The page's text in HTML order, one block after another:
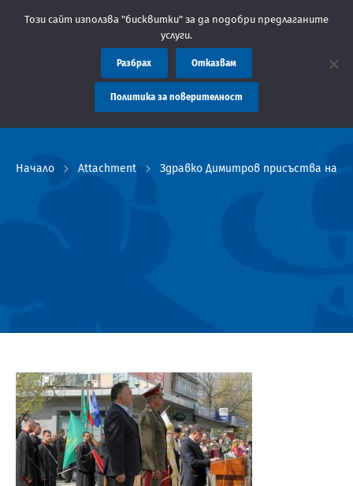
Съобщение: Областна администрация Пловдив
Начало Attachment Здравко Димитров присъства на
Този сайт използва "бисквитки" за да подобри предлаганите
услуги.
Разбрах Отказвам
Политика за поверителност